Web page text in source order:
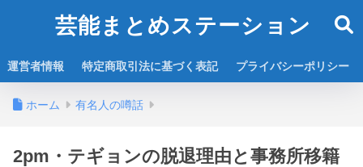
芸能まとめステーション
運営者情報 特定商取引法に基づく表記 プライバシーポリシー
ホーム 有名人の噂話
2pm・テギョンの脱退理由と事務所移籍